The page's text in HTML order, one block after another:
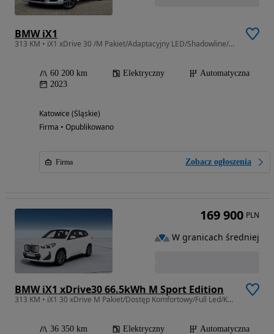
BMW iX1
313 KM • iX1 xDrive 30 /M Pakiet/Adaptacyjny LED/Shadowline/Gwarancja/FV23%
60 200 km Elektryczny
Automatyczna
2023
Katowice (Śląskie)
Firma • Opublikowano
Firma Zobacz ogłoszenia
BMW iX1 xDrive30 66.5kWh M Sport Edition
313 KM • iX1 30 xDrive M Pakiet/Dostęp Komfortowy/Full Led/Kamera Cofania/FV
36 350 km Elektryczny
Automatyczna
169 900 PLN
W granicach średniej